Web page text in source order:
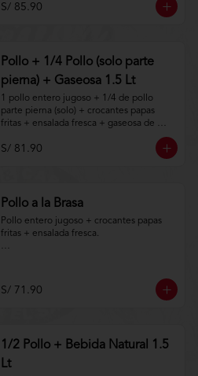
Aplica terminos y
condiciones.https://www.lenaycarbon.co
S/ 85.90
Pollo + 1/4 Pollo (solo parte
pierna) + Gaseosa 1.5 Lt
1 pollo entero jugoso + 1/4 de pollo
parte pierna (solo) + crocantes papas
fritas + ensalada fresca + gaseosa de
S/ 81.90
Pollo a la Brasa
Pollo entero jugoso + crocantes papas
fritas + ensalada fresca.
m/TYCGenerales
S/ 71.90
1/2 Pollo + Bebida Natural 1.5
Lt